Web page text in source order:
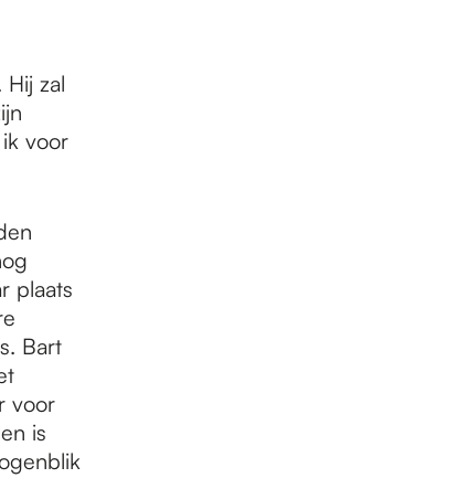
zal
voor
plaats
Bart
voor
is